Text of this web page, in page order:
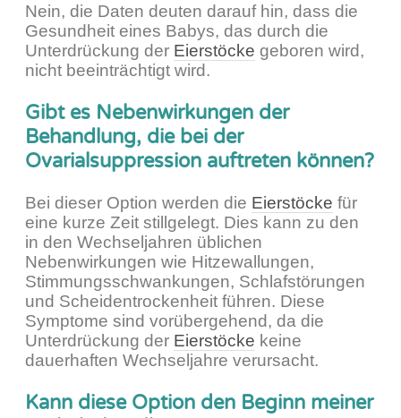
Nein, die Daten deuten darauf hin, dass die
Gesundheit eines Babys, das durch die
Unterdrückung der Eierstöcke geboren wird,
nicht beeinträchtigt wird.
Gibt es Nebenwirkungen der
Behandlung, die bei der
Ovarialsuppression auftreten können?
Bei dieser Option werden die Eierstöcke für
eine kurze Zeit stillgelegt. Dies kann zu den
in den Wechseljahren üblichen
Nebenwirkungen wie Hitzewallungen,
Stimmungsschwankungen, Schlafstörungen
und Scheidentrockenheit führen. Diese
Symptome sind vorübergehend, da die
Unterdrückung der Eierstöcke keine
dauerhaften Wechseljahre verursacht.
Kann diese Option den Beginn meiner